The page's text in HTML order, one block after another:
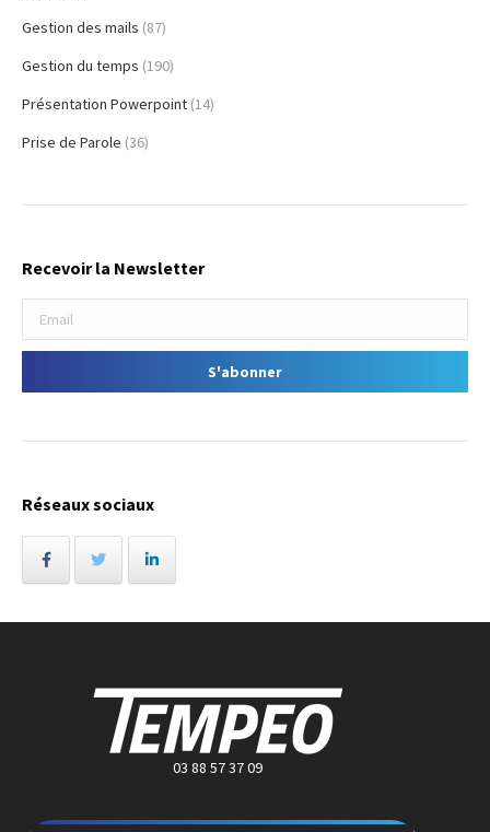
Gestion des mails (87)
Gestion du temps (190)
Présentation Powerpoint (14)
Prise de Parole (36)
Recevoir la Newsletter
Réseaux sociaux
03 88 57 37 09